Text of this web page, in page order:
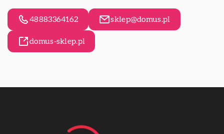
48883364162 sklep@domus.pl
domus-sklep.pl